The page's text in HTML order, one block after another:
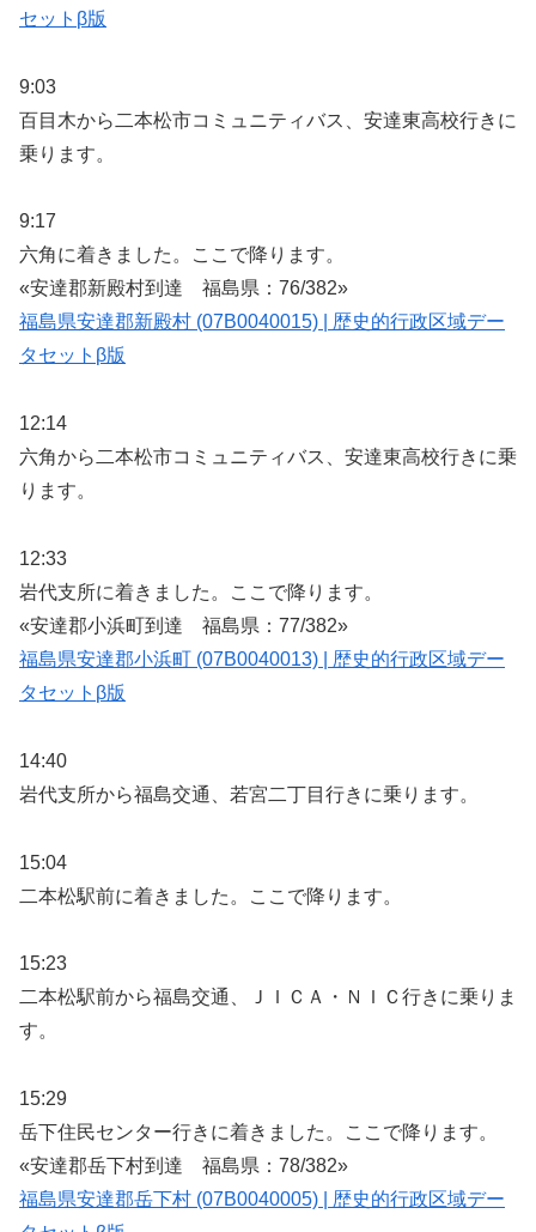
セットβ版
9:03
百目木から二本松市コミュニティバス、安達東高校行きに
乗ります。
9:17
六角に着きました。ここで降ります。
«安達郡新殿村到達 福島県：76/382»
福島県安達郡新殿村 (07B0040015) | 歴史的行政区域デー
タセットβ版
12:14
六角から二本松市コミュニティバス、安達東高校行きに乗
ります。
12:33
岩代支所に着きました。ここで降ります。
«安達郡小浜町到達 福島県：77/382»
福島県安達郡小浜町 (07B0040013) | 歴史的行政区域デー
タセットβ版
14:40
岩代支所から福島交通、若宮二丁目行きに乗ります。
15:04
二本松駅前に着きました。ここで降ります。
15:23
二本松駅前から福島交通、ＪＩＣＡ・ＮＩＣ行きに乗りま
す。
15:29
岳下住民センター行きに着きました。ここで降ります。
«安達郡岳下村到達 福島県：78/382»
福島県安達郡岳下村 (07B0040005) | 歴史的行政区域デー